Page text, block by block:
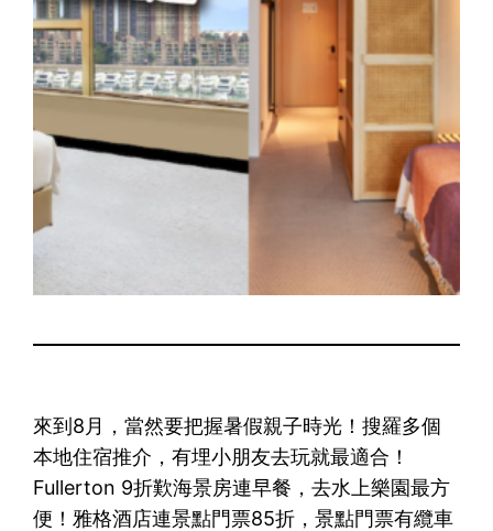
來到8月，當然要把握暑假親子時光！搜羅多個
本地住宿推介，有埋小朋友去玩就最適合！
Fullerton 9折歎海景房連早餐，去水上樂園最方
便！雅格酒店連景點門票85折，景點門票有纜車